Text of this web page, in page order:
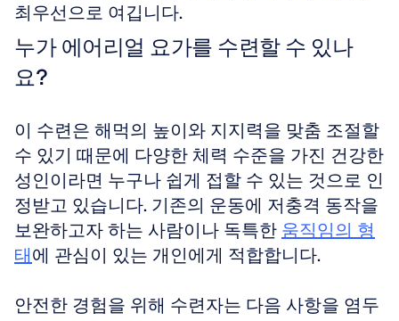
최우선으로 여깁니다.
누가 에어리얼 요가를 수련할 수 있나
요?
이 수련은 해먹의 높이와 지지력을 맞춤 조절할
수 있기 때문에 다양한 체력 수준을 가진 건강한
성인이라면 누구나 쉽게 접할 수 있는 것으로 인
정받고 있습니다. 기존의 운동에 저충격 동작을
보완하고자 하는 사람이나 독특한 움직임의 형
태에 관심이 있는 개인에게 적합합니다.
안전한 경험을 위해 수련자는 다음 사항을 염두